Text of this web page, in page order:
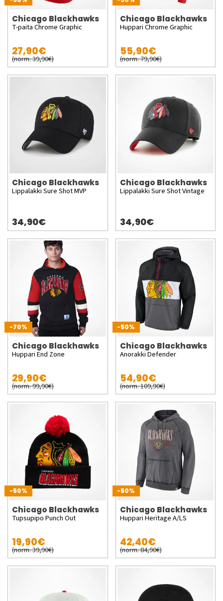
Chicago Blackhawks
T-paita Chrome Graphic
27,90€
(norm. 39,90€)
Chicago Blackhawks
Huppari Chrome Graphic
55,90€
(norm. 79,90€)
Chicago Blackhawks
Lippalakki Sure Shot MVP
34,90€
Chicago Blackhawks
Lippalakki Sure Shot Vintage
34,90€
-70%
Chicago Blackhawks
Huppari End Zone
29,90€
(norm. 99,90€)
-50%
Chicago Blackhawks
Anorakki Defender
54,90€
(norm. 109,90€)
-50%
Chicago Blackhawks
Tupsupipo Punch Out
19,90€
(norm. 39,90€)
-50%
Chicago Blackhawks
Huppari Heritage A/LS
42,40€
(norm. 84,90€)